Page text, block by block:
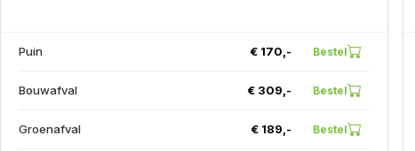
Puin € 170,- Bestel
Bouwafval € 309,- Bestel
Groenafval € 189,- Bestel